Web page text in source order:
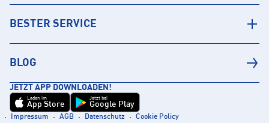
BESTER SERVICE
BLOG
JETZT APP DOWNLOADEN!
Laden im
App Store
Jetzt bei
Google Play
Impressum AGB Datenschutz Cookie Policy